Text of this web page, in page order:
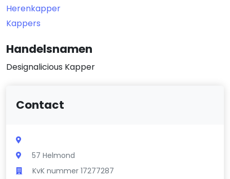
Herenkapper
Kappers
Handelsnamen
Designalicious Kapper
Contact
57 Helmond
KvK nummer 17277287